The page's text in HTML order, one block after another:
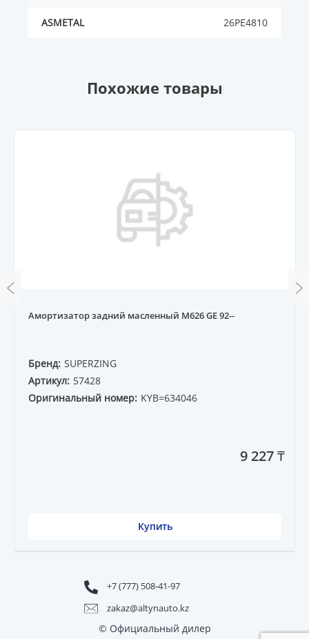
ASMETAL 26PE4810
Похожие товары
Амортизатор задний масленный M626 GE 92--
Бренд: SUPERZING
Артикул: 57428
Оригинальный номер: KYB=634046
9 227 ₸
Купить
+7 (777) 508-41-97
zakaz@altynauto.kz
© Официальный дилер